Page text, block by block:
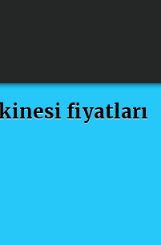
fiyatları